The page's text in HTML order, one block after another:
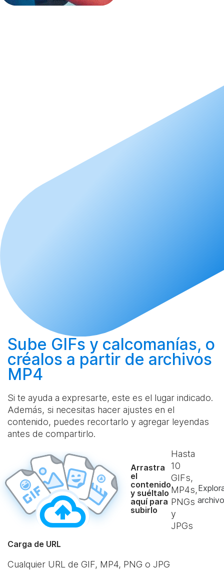
Sube GIFs y calcomanías, o
créalos a partir de archivos
MP4
Si te ayuda a expresarte, este es el lugar indicado.
Además, si necesitas hacer ajustes en el
contenido, puedes recortarlo y agregar leyendas
antes de compartirlo.
Arrastra
el
contenido
y suéltalo
aquí para
subirlo
Hasta
10
GIFs,
MP4s,
PNGs
y
JPGs
Carga de URL
Cualquier URL de GIF, MP4, PNG o JPG